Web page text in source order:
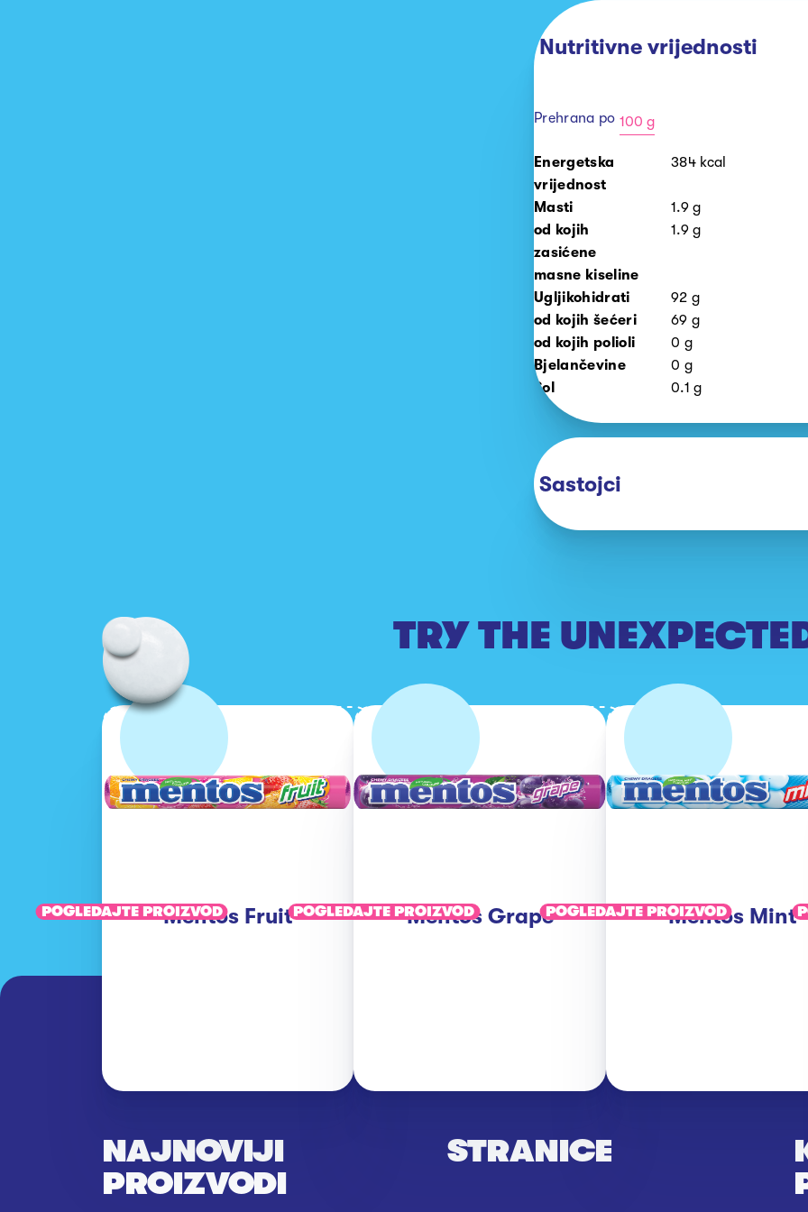
Nutritivne vrijednosti
Prehrana po 100 g
100
Energetska
vrijednost
384 kcal
Masti 1.9 g
od kojih
zasićene
masne kiseline
1.9 g
Ugljikohidrati 92 g
od kojih šećeri
69 g
od kojih polioli
0 g
Bjelančevine
0 g
Sol
0.1 g
Sastojci
TRY THE
Mentos Fruit
POGLEDAJTE PROIZVOD Mentos Grape
POGLEDAJTE PROIZVOD Mentos Mint
POGLEDAJTE PROIZVOD
NAJNOVIJI
PROIZVODI
STRANICE